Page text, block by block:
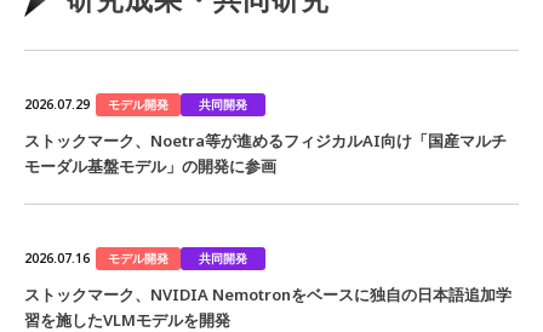
2026.07.29 モデル開発 共同開発
ストックマーク、Noetra等が進めるフィジカルAI向け「国産マルチ
モーダル基盤モデル」の開発に参画
2026.07.16 モデル開発 共同開発
ストックマーク、NVIDIA Nemotronをベースに独自の日本語追加学
習を施したVLMモデルを開発